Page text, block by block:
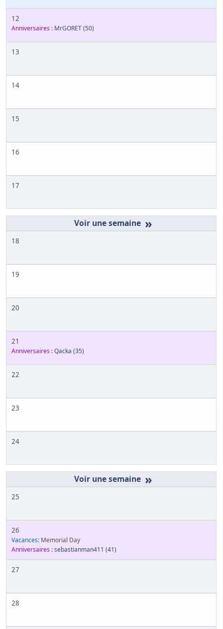
12
Anniversaires : MrGORET(50)
13
14
15
16
17
»
18
19
20
21
Anniversaires :Qacka (35)
22
23
24
»
25
26
Vacances: Memorial Day
Anniversaires :sebastianman411 (41)
27
28